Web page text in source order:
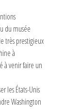
du musée
très prestigieux
à
à venir faire un
les États-Unis
Washington